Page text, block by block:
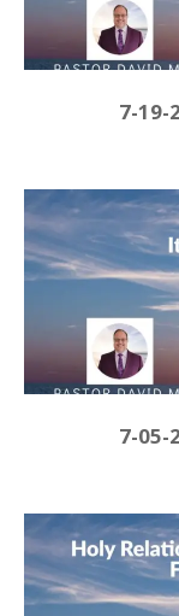
7-19-
7-05-